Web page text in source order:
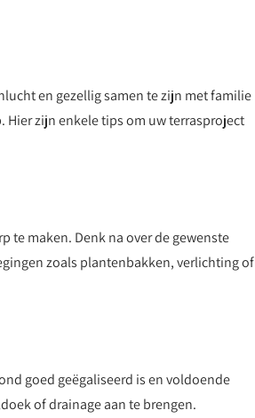
en gezellig samen te zijn met familie
Hier zijn enkele tips om uw terrasproject
te maken. Denk na over de gewenste
zoals plantenbakken, verlichting of
goed geëgaliseerd is en voldoende
of drainage aan te brengen.